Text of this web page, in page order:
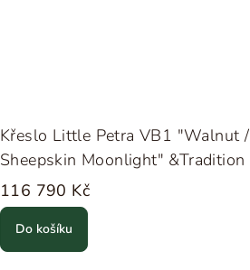
Křeslo Little Petra VB1 "Walnut /
Sheepskin Moonlight" &Tradition
116 790 Kč
Do košíku